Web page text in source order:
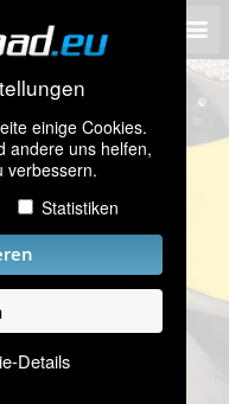
einige Cookies.
andere uns helfen,
verbessern.
Statistiken
Details